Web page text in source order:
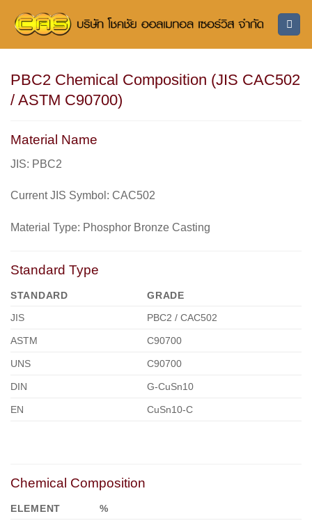
PBC2 Chemical Composition (JIS CAC502
/ ASTM C90700)
Material Name
JIS: PBC2
Current JIS Symbol: CAC502
Material Type: Phosphor Bronze Casting
Standard Type
STANDARD
GRADE
JIS
PBC2 / CAC502
ASTM C90700
UNS C90700
DIN G-CuSn10
EN CuSn10-C
Chemical Composition
ELEMENT
%